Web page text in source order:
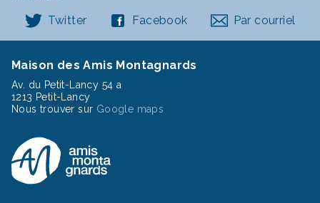
Twitter Facebook Par courriel
Maison des Amis Montagnards
Av. du Petit-Lancy 54 a
1213 Petit-Lancy
Nous trouver sur Google maps